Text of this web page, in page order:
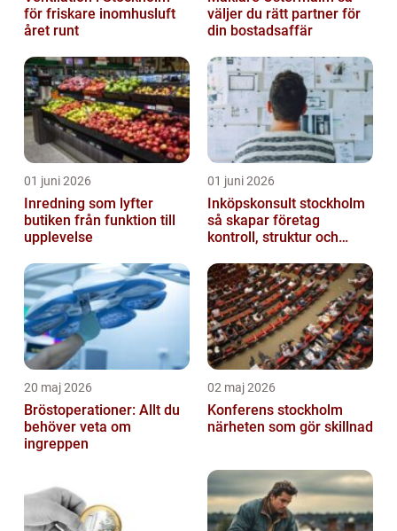
för friskare inomhusluft
året runt
väljer du rätt partner för
din bostadsaffär
01 juni 2026
Inredning som lyfter
butiken från funktion till
upplevelse
01 juni 2026
Inköpskonsult stockholm
så skapar företag
kontroll, struktur och
20 maj 2026
Bröstoperationer: Allt du
behöver veta om
ingreppen
02 maj 2026
Konferens stockholm
närheten som gör skillnad